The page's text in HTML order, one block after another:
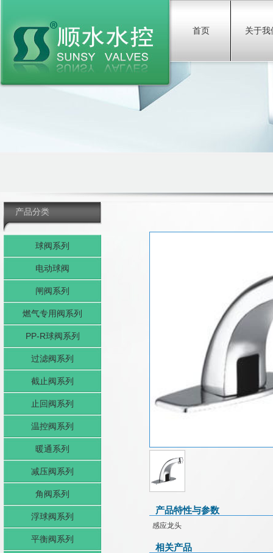
首页 关于我
产品分类
球阀系列
电动球阀
闸阀系列
燃气专用阀系列
PP-R球阀系列
过滤阀系列
截止阀系列
止回阀系列
温控阀系列
暖通系列
减压阀系列
角阀系列
浮球阀系列
平衡阀系列
产品特性与参数
感应龙头
相关产品